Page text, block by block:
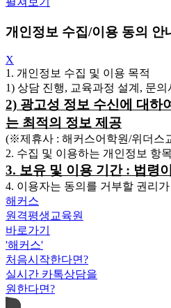
개인정보 수집/이용 동의 안
X
1. 개인정보 수집 및 이용 목적
1) 상담 진행, 교육과정 설계, 문의
2) 광고성 정보 수신에 대하
는 최적의 정보 제공
(※제휴사 : 해커스어학원/위더스
2. 수집 및 이용하는 개인정보 항
3. 보유 및 이용 기간 : 법령
4. 이용자는 동의를 거부할 권리
해커스
원격평생교육원
바로가기
'해커스'
처음시작한다면?
실시간 카톡상담을
원한다면?